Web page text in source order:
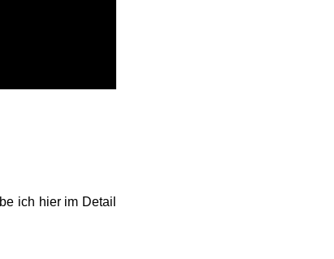
ich hier im Detail